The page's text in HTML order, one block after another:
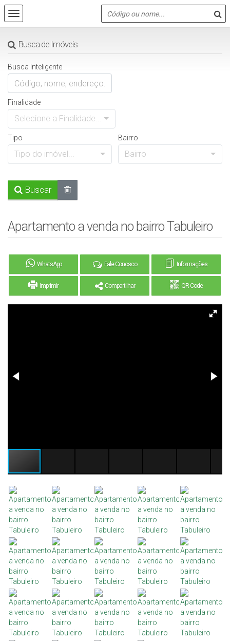
Busca de Imóveis
Busca Inteligente
Finalidade
Selecione a Finalidade...
Tipo
Tipo do imóvel...
Bairro
Bairro
Buscar
Apartamento a venda no bairro Tabuleiro
WhatsApp Fale Conosco Informações
Imprimir Compartilhar QR Code